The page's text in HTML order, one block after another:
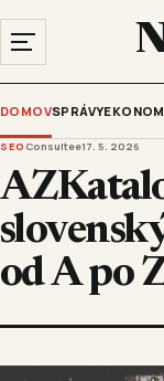
DOMOVSPRÁVY
SEO Consultee17. 5. 2026
od A po